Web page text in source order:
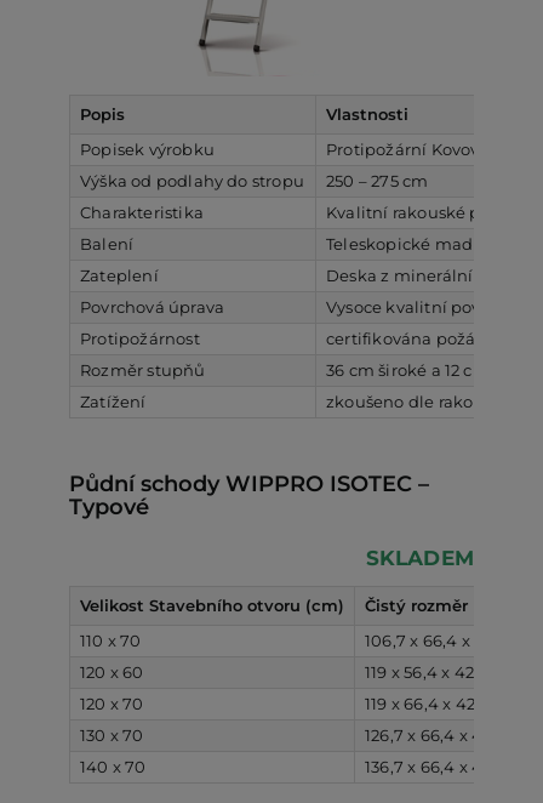
Popis
Vlastnosti
Popisek výrobku
Protipožární Kovové
Výška od podlahy do stropu
250 – 275 cm
Charakteristika
Kvalitní rakouské půdní
Balení
Teleskopické madlo,
Zateplení
Deska z minerální vlny o
Povrchová úprava
Vysoce kvalitní
Protipožárnost
certifikována požární
Rozměr stupňů
36 cm široké a 12 cm
Zatížení
zkoušeno dle rakouské
Půdní schody WIPPRO ISOTEC –
Typové
SKLADEM
Velikost Stavebního otvoru (cm) Čistý rozměr (cm)
110 x 70
106,7 x 66,4 x 42
120 x 60
119 x 56,4 x 42
120 x 70
119 x 66,4 x 42
130 x 70
126,7 x 66,4 x 42
140 x 70
136,7 x 66,4 x 42